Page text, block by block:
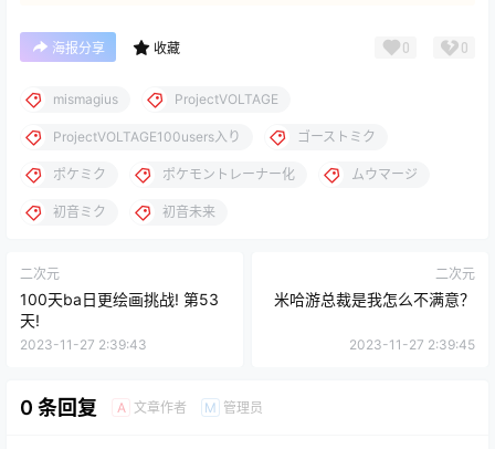
海报分享 收藏 0 0
mismagius ProjectVOLTAGE
ProjectVOLTAGE100users入り ゴーストミク
ポケミク ポケモントレーナー化 ムウマージ
初音ミク 初音未来
二次元
100天ba日更绘画挑战! 第53
天!
2023-11-27 2:39:43
二次元
米哈游总裁是我怎么不满意？
2023-11-27 2:39:45
0 条回复 A 文章作者 M 管理员